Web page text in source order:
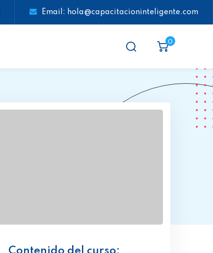
Email: hola@capacitacioninteligente.com
0